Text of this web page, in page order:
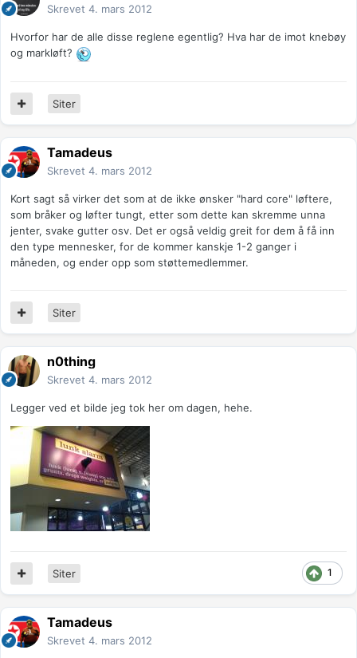
Skrevet 4. mars 2012
Hvorfor har de alle disse reglene egentlig? Hva har de imot knebøy
og markløft?
Siter
Tamadeus
Skrevet 4. mars 2012
Kort sagt så virker det som at de ikke ønsker "hard core" løftere,
som bråker og løfter tungt, etter som dette kan skremme unna
jenter, svake gutter osv. Det er også veldig greit for dem å få inn
den type mennesker, for de kommer kanskje 1-2 ganger i
måneden, og ender opp som støttemedlemmer.
Siter
n0thing
Skrevet 4. mars 2012
Legger ved et bilde jeg tok her om dagen, hehe.
1
Siter
Tamadeus
Skrevet 4. mars 2012